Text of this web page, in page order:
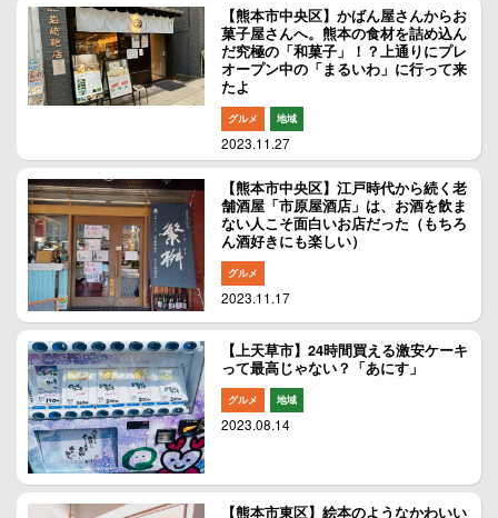
【熊本市中央区】かばん屋さんからお
菓子屋さんへ。熊本の食材を詰め込ん
だ究極の「和菓子」！？上通りにプレ
オープン中の「まるいわ」に行って来
たよ
グルメ 地域
2023.11.27
【熊本市中央区】江戸時代から続く老
舗酒屋「市原屋酒店」は、お酒を飲ま
ない人こそ面白いお店だった（もちろ
ん酒好きにも楽しい）
グルメ
2023.11.17
【上天草市】24時間買える激安ケーキ
って最高じゃない？「あにす」
グルメ 地域
2023.08.14
【熊本市東区】絵本のようなかわいい